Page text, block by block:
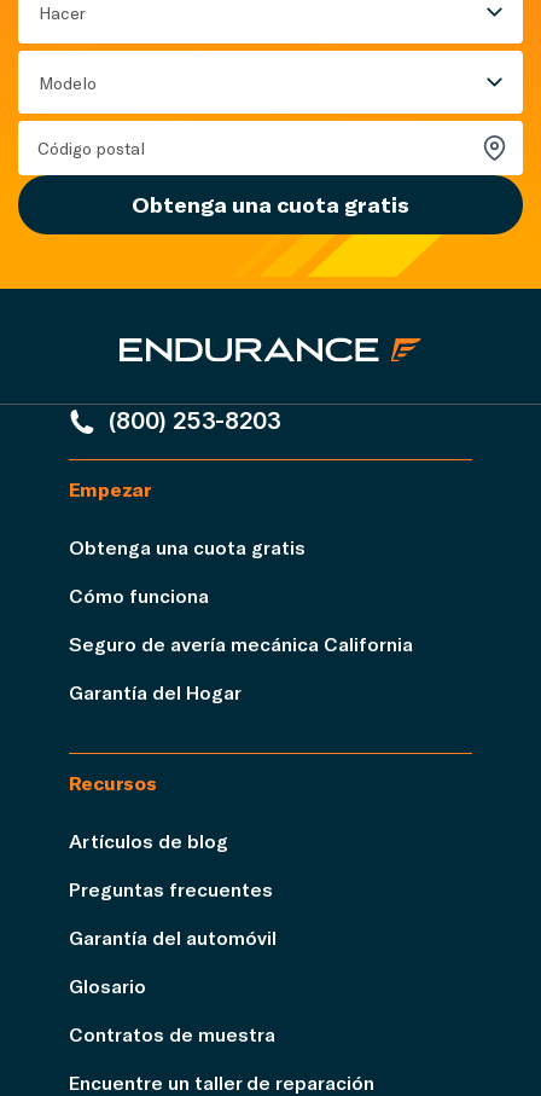
Hacer
Modelo
Obtenga una cuota gratis
(800) 253-8203
Empezar
Obtenga una cuota gratis
Cómo funciona
Seguro de avería mecánica California
Garantía del Hogar
Recursos
Artículos de blog
Preguntas frecuentes
Garantía del automóvil
Glosario
Contratos de muestra
Encuentre un taller de reparación